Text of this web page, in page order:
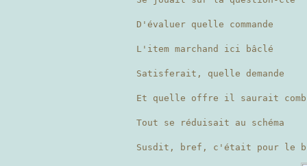
D'évaluer quelle commande
L'item marchand ici bâclé
Satisferait, quelle demande
Et quelle offre il saurait
Tout se réduisait au schéma
Susdit, bref, c'était pour le